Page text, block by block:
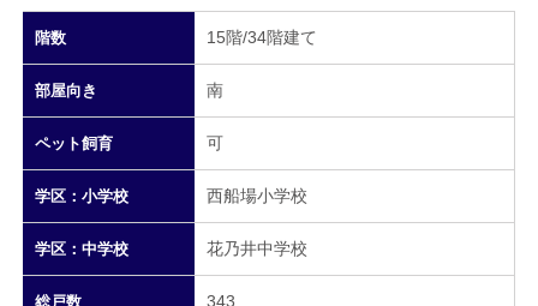
階数 15階/34階建て
部屋向き 南
ペット飼育 可
学区：小学校 西船場小学校
学区：中学校 花乃井中学校
総戸数 343